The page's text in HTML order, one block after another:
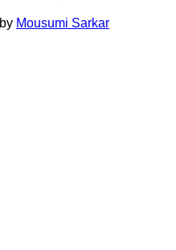
by Mousumi Sarkar